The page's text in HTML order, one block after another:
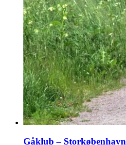
Gåklub – Storkøbenhavn